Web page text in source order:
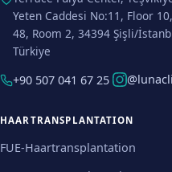
Yeten Caddesi No:11, Floor
48, Room 2, 34394 Şişli/
Türkiye
+90 507 041 67 25
HAARTRANSPLANTATION
FUE-Haartransplantation